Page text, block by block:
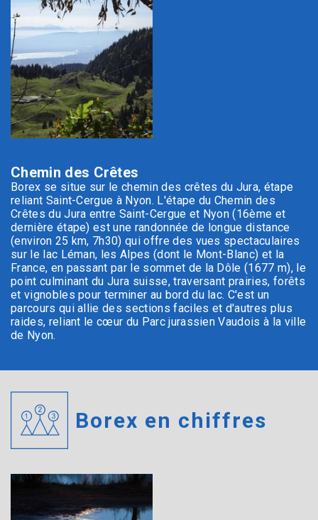
Chemin des Crêtes
Borex se situe sur le chemin des crêtes du Jura, étape
reliant Saint-Cergue à Nyon. L'étape du Chemin des
Crêtes du Jura entre Saint-Cergue et Nyon (16ème et
dernière étape) est une randonnée de longue distance
(environ 25 km, 7h30) qui offre des vues spectaculaires
sur le lac Léman, les Alpes (dont le Mont-Blanc) et la
France, en passant par le sommet de la Dôle (1677 m), le
point culminant du Jura suisse, traversant prairies, forêts
et vignobles pour terminer au bord du lac. C'est un
parcours qui allie des sections faciles et d'autres plus
raides, reliant le cœur du Parc jurassien Vaudois à la ville
de Nyon.
Borex en chiffres